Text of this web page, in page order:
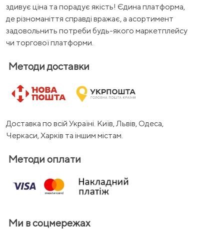
здивує ціна та порадує якість! Єдина платформа,
де різноманіття справді вражає, а асортимент
задовольнить потреби будь-якого маркетплейсу
чи торгової платформи.
Методи доставки
Доставка по всій Україні. Київ, Львів, Одеса,
Черкаси, Харків та іншим містам.
Методи оплати
Ми в соцмережах